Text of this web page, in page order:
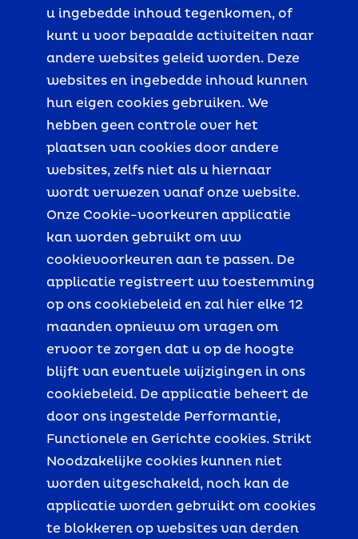
u ingebedde inhoud tegenkomen, of
kunt u voor bepaalde activiteiten naar
andere websites geleid worden. Deze
websites en ingebedde inhoud kunnen
hun eigen cookies gebruiken. We
hebben geen controle over het
plaatsen van cookies door andere
websites, zelfs niet als u hiernaar
wordt verwezen vanaf onze website.
Onze Cookie-voorkeuren applicatie
kan worden gebruikt om uw
cookievoorkeuren aan te passen. De
applicatie registreert uw toestemming
op ons cookiebeleid en zal hier elke 12
maanden opnieuw om vragen om
ervoor te zorgen dat u op de hoogte
blijft van eventuele wijzigingen in ons
cookiebeleid. De applicatie beheert de
door ons ingestelde Performantie,
Functionele en Gerichte cookies. Strikt
Noodzakelijke cookies kunnen niet
worden uitgeschakeld, noch kan de
applicatie worden gebruikt om cookies
te blokkeren op websites van derden